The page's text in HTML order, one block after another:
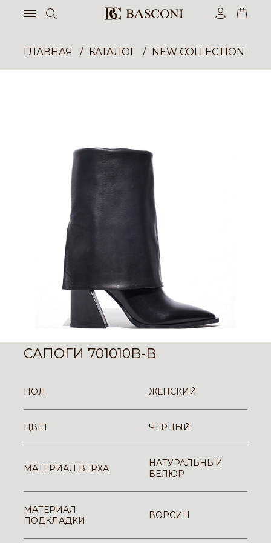
ГЛАВНАЯ КАТАЛОГ NEW COLLECTION
САПОГИ 701010B-B
ПОЛ ЖЕНСКИЙ
ЦВЕТ ЧЕРНЫЙ
МАТЕРИАЛ ВЕРХА
НАТУРАЛЬНЫЙ
ВЕЛЮР
МАТЕРИАЛ
ПОДКЛАДКИ
ВОРСИН